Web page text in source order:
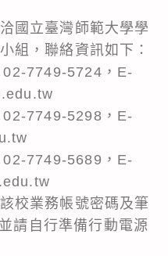
國立臺灣師範大學學
組，聯絡資訊如下：
02-7749-5724，E-
02-7749-5298，E-
02-7749-5689，E-
校業務帳號密碼及筆
請自行準備行動電源